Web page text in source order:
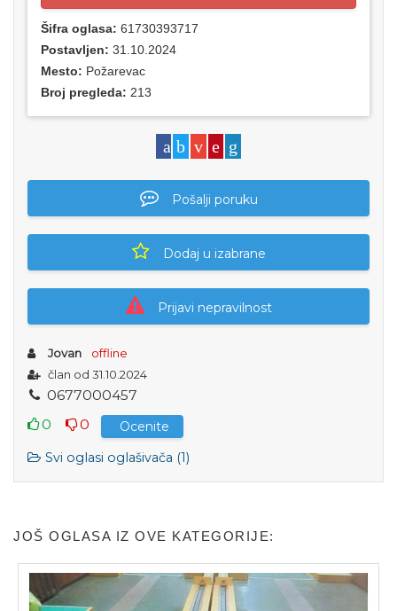
Šifra oglasa: 61730393717
Postavljen: 31.10.2024
Mesto: Požarevac
Broj pregleda: 213
Pošalji poruku
Dodaj u izabrane
Prijavi nepravilnost
Jovan
offline
član od 31.10.2024
0677000457
0
0
Ocenite
Svi oglasi oglašivača (1)
JOŠ OGLASA IZ OVE KATEGORIJE: